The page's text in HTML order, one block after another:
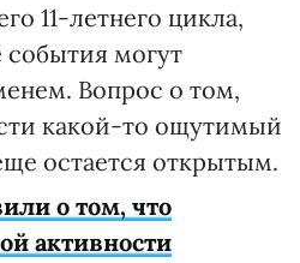
11-летнего цикла,
могут
Вопрос о том,
какой-то ощутимый
остается открытым.
о том, что
активности